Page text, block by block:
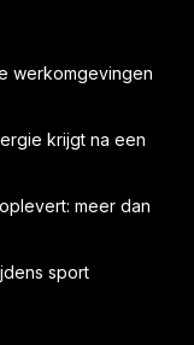
werkomgevingen
krijgt na een
meer dan
sport